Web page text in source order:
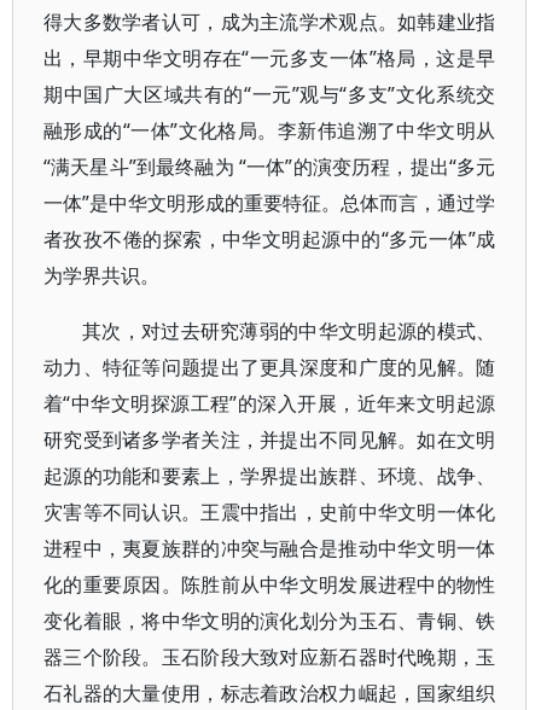
得大多数学者认可，成为主流学术观点。如韩建业指
出，早期中华文明存在“一元多支一体”格局，这是早
期中国广大区域共有的“一元”观与“多支”文化系统交
融形成的“一体”文化格局。李新伟追溯了中华文明从
“满天星斗”到最终融为 “一体”的演变历程，提出“多元
一体”是中华文明形成的重要特征。总体而言，通过学
者孜孜不倦的探索，中华文明起源中的“多元一体”成
为学界共识。
其次，对过去研究薄弱的中华文明起源的模式、
动力、特征等问题提出了更具深度和广度的见解。随
着“中华文明探源工程”的深入开展，近年来文明起源
研究受到诸多学者关注，并提出不同见解。如在文明
起源的功能和要素上，学界提出族群、环境、战争、
灾害等不同认识。王震中指出，史前中华文明一体化
进程中，夷夏族群的冲突与融合是推动中华文明一体
化的重要原因。陈胜前从中华文明发展进程中的物性
变化着眼，将中华文明的演化划分为玉石、青铜、铁
器三个阶段。玉石阶段大致对应新石器时代晚期，玉
石礼器的大量使用，标志着政治权力崛起，国家组织